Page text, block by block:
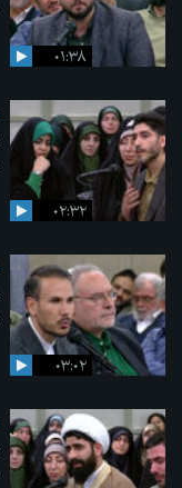
۰۱:۳۸
۰۲:۳۲
۰۳:۰۲